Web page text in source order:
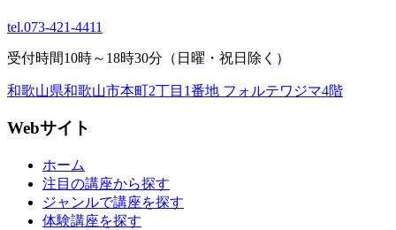
tel.073-421-4411
受付時間10時～18時30分（日曜・祝日除く）
和歌山県和歌山市本町2丁目1番地 フォルテワジマ4階
Webサイト
ホーム
注目の講座から探す
ジャンルで講座を探す
体験講座を探す